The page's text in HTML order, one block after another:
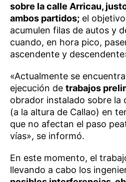
sobre la calle Arricau,
ambos partidos; el
acumulen filas de autos y
cuando, en hora pico,
ascendente y
«Actualmente se
ejecución de trabajos
obrador instalado sobre la
(a la altura de Callao) en
que no afectan el paso
vías», se informó.
En este momento, el
llevando a cabo los